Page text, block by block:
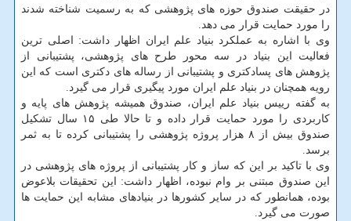
در حقیقت صندوق حوزه های پژوهشی که به رسمیت شناخته شدند
را مورد حمایت قرار می دهد.
وی با اشاره به عملکرد بنیاد علم ایران اظهار داشت: اصلی ترین
فعالیت این بنیاد در سه محور طرح های پژوهشی، پشتیبانی از
پژوهش های پسادکتری و پشتیبانی از رساله های دکتری است که این
رویه همچنان در بنیاد علم ایران مورد پیگیری قرار می گیرد.
به گفته رییس بنیاد علم ایران، صندوق همیشه پژوهش های پایه و
کاربردی را مورد حمایت قرار داده و تا حالا طی ۱۵ سال تشکیل
صندوق بیش از ۸ هزار پروژه پژوهشی را پشتیبانی کرده تا به ثمر
برسد.
وی با تاکید بر این که ساز و کار پشتیبانی از پروژه های پژوهشی در
این صندوق مبتنی بر وام نبوده، اظهار داشت: این تحقیقات بلاعوض
بوده، همانطور که در سایر کشورها در بنیادهای مشابه این حمایت ها
صورت می گیرد.